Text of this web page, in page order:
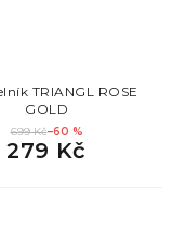
TRIANGL ROSE
GOLD
699 Kč–60 %
279 Kč